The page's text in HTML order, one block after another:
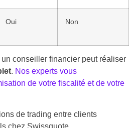
Oui Non
conseiller financier peut réaliser
. Nos experts vous
de votre fiscalité et de votre